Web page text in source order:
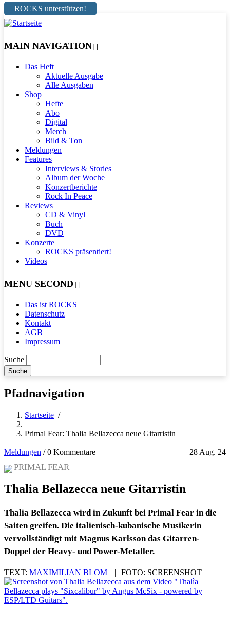
ROCKS unterstützen!
MAIN NAVIGATION
Das Heft
Aktuelle Ausgabe
Alle Ausgaben
Shop
Hefte
Abo
Digital
Merch
Bild & Ton
Meldungen
Features
Interviews & Stories
Album der Woche
Konzertberichte
Rock In Peace
Reviews
CD & Vinyl
Buch
DVD
Konzerte
ROCKS präsentiert!
Videos
MENU SECOND
Das ist ROCKS
Datenschutz
Kontakt
AGB
Impressum
Suche
Pfadnavigation
Startseite /
Primal Fear: Thalia Bellazecca neue Gitarristin
Meldungen 28 Aug. 24
/0 Kommentare
PRIMAL FEAR
Thalia Bellazecca neue Gitarristin
Thalia Bellazecca wird in Zukunft bei Primal Fear in die
Saiten greifen. Die italienisch-kubanische Musikerin
vervollständigt mit Magnus Karlsson das Gitarren-
Doppel der Heavy- und Power-Metaller.
TEXT: MAXIMILIAN BLOM | FOTO: SCREENSHOT